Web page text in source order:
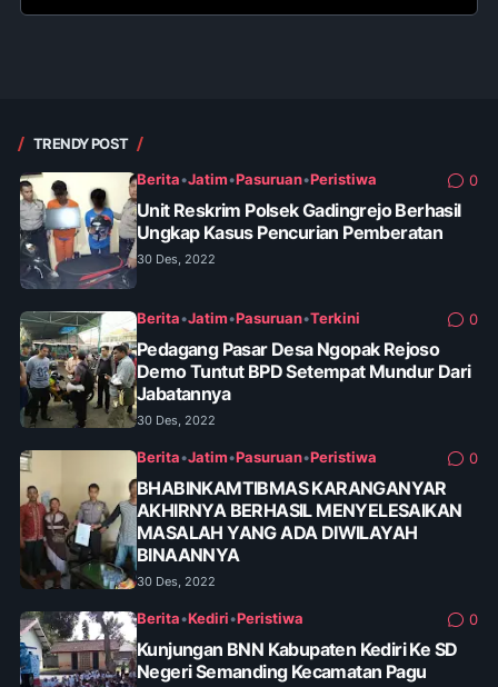
TRENDY POST
Berita•Jatim•Pasuruan•Peristiwa 0
Unit Reskrim Polsek Gadingrejo Berhasil
Ungkap Kasus Pencurian Pemberatan
30 Des, 2022
Berita•Jatim•Pasuruan•Terkini 0
Pedagang Pasar Desa Ngopak Rejoso
Demo Tuntut BPD Setempat Mundur Dari
Jabatannya
30 Des, 2022
Berita•Jatim•Pasuruan•Peristiwa 0
BHABINKAMTIBMAS KARANGANYAR
AKHIRNYA BERHASIL MENYELESAIKAN
MASALAH YANG ADA DIWILAYAH
BINAANNYA
30 Des, 2022
Berita•Kediri•Peristiwa 0
Kunjungan BNN Kabupaten Kediri Ke SD
Negeri Semanding Kecamatan Pagu